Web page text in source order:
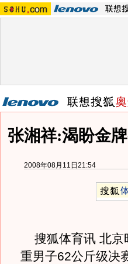
张湘祥:渴盼金
2008年08月11日21:54
搜狐体育讯 北京
重男子62公斤级决